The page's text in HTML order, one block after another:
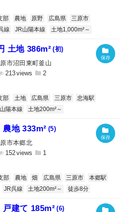
部 農地 原野 広島県
三原市
線 JR山陽本線 土地1,000m²～
土地 386m² (初)
市沼田東町釜山
213 2
部 土地 広島県 三原市
忠海駅
陽本線 土地200m²～
農地 333m² (5)
市本郷北
152 1
部 農地 畑 広島県 三原市
本郷駅
JR呉線 土地200m²～ 徒歩8分
戸建て 185m² (6)